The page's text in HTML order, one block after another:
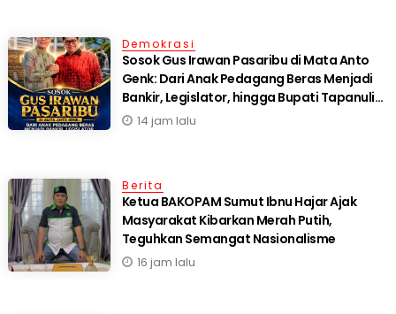
Demokrasi
Sosok Gus Irawan Pasaribu di Mata Anto
Genk: Dari Anak Pedagang Beras Menjadi
Bankir, Legislator, hingga Bupati Tapanuli
Selatan
14 jam lalu
Berita
Ketua BAKOPAM Sumut Ibnu Hajar Ajak
Masyarakat Kibarkan Merah Putih,
Teguhkan Semangat Nasionalisme
16 jam lalu